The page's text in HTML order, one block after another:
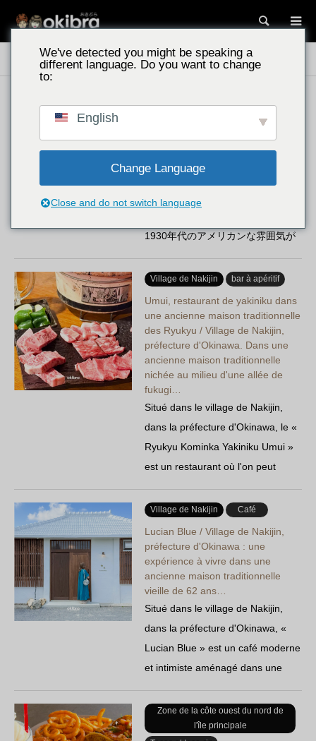
Lieux à découvrir à Okinawa De délicieux plats gastronomiques
Les environs de l'aéroport de Naha
Restaurant&Bar KOBOZ/沖縄県那
沖縄県那覇市久茂地にある
「Restaurant&Bar KOBOZ」は、
1930年代のアメリカンな雰囲気が
楽しめる大人の隠れ家。記念日デ
ィナ…
Village de Nakijin bar à apéritif
Umui, restaurant de yakiniku dans
une ancienne maison traditionnelle
des Ryukyu / Village de Nakijin,
préfecture d'Okinawa. Dans une
ancienne maison traditionnelle
nichée au milieu d'une allée de
fukugi…
Situé dans le village de Nakijin,
dans la préfecture d'Okinawa, le «
Ryukyu Kominka Yakiniku Umui »
est un restaurant où l'on peut
savourer un dîner d'exception
dans une ancienne maison
traditionnelle, nichée au cœur
d'une allée paisible bordée de
fukugi. Des tranches épaisses de
bœuf japonais à poil noir
sélectionnées avec soin…
Village de Nakijin Café
Lucian Blue / Village de Nakijin,
préfecture d'Okinawa : une
expérience à vivre dans une
ancienne maison traditionnelle
vieille de 62 ans…
Situé dans le village de Nakijin,
dans la préfecture d'Okinawa, «
Lucian Blue » est un café moderne
et intimiste aménagé dans une
ancienne maison traditionnelle
vieille de 62 ans. On peut y
déguster un petit-déjeuner servi
Zone de la côte ouest du nord de
l'île principale
We've detected you might be speaking a
different language. Do you want to change
to:
English
Change Language
Close and do not switch language